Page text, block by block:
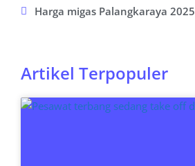
Harga migas Palangkaraya 2025
Artikel Terpopuler